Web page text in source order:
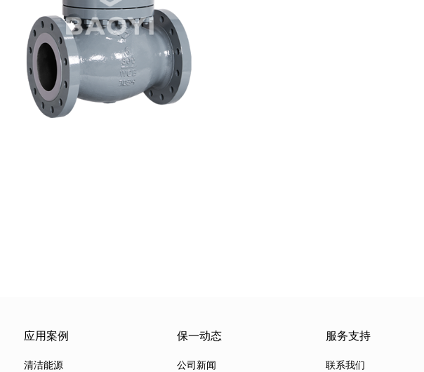
应用案例
清洁能源
保一动态
公司新闻
服务支持
联系我们